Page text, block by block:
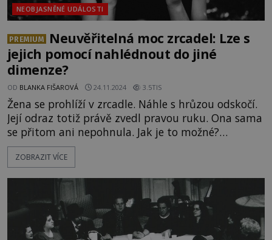
NEOBJASNĚNÉ UDÁLOSTI
PREMIUM
Neuvěřitelná moc zrcadel: Lze s
jejich pomocí nahlédnout do jiné
dimenze?
OD BLANKA FIŠAROVÁ 24.11.2024 3.5TIS
Žena se prohlíží v zrcadle. Náhle s hrůzou odskočí.
Její odraz totiž právě zvedl pravou ruku. Ona sama
se přitom ani nepohnula. Jak je to možné?
Ve zhlížecích sklech se má přece zobrazovat jenom
okolní svět. Nebo že by přece jen byla něčím víc
našeho vzhledu? Snad žádná domácnost, zvláště
pokud v n
ZOBRAZIT VÍCE